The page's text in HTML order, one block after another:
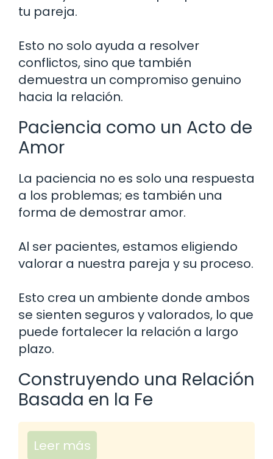
tu pareja.
Esto no solo ayuda a resolver
conflictos, sino que también
demuestra un compromiso genuino
hacia la relación.
Paciencia como un Acto de
Amor
La paciencia no es solo una respuesta
a los problemas; es también una
forma de demostrar amor.
Al ser pacientes, estamos eligiendo
valorar a nuestra pareja y su proceso.
Esto crea un ambiente donde ambos
se sienten seguros y valorados, lo que
puede fortalecer la relación a largo
plazo.
Construyendo una Relación
Basada en la Fe
Leer más